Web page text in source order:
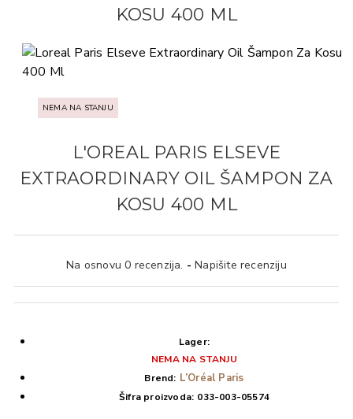
KOSU 400 ML
NEMA NA STANJU
L'OREAL PARIS ELSEVE
EXTRAORDINARY OIL ŠAMPON ZA
KOSU 400 ML
Na osnovu 0 recenzija. - Napišite recenziju
Lager:
NEMA NA STANJU
Brend: L’Oréal Paris
Šifra proizvoda: 033-003-05574